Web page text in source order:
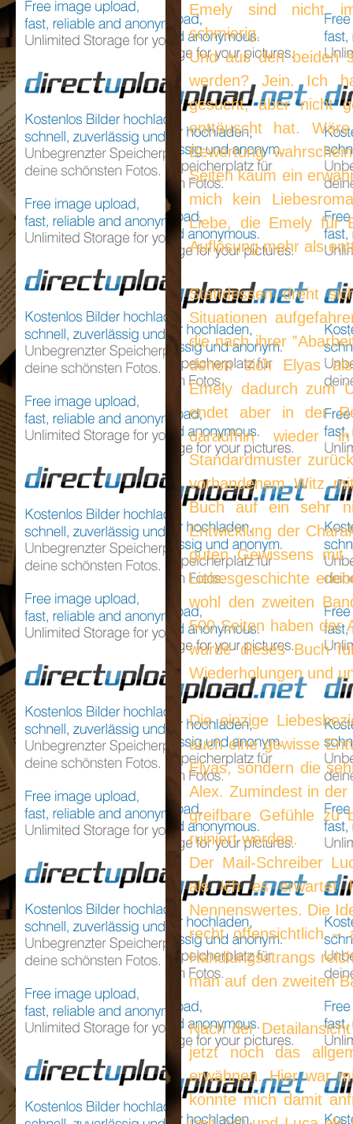
Emely sind nicht
schmierig.
Und aus den beiden
werden? Jein. Ich
gesucht, aber nicht
enttäuscht hat.
Bewertung
Seiten kaum ein
mich kein
Liebe, die Emely für
Auflösung mehr als
Stattdessen dreht
Situationen
die nach ihrer
denen sich Elyas
Emely dadurch zum
endet aber in der
daraufhin wieder in
Standardmuster
vorhandenem Witz
Buch auf ein sehr
Entwicklung der
guten Gewissens mit
Liebesgeschichte
wohl den zweiten
500 Seiten haben der
wurde dieses Buch
Wiederholungen und
Die einzige
auch eine gewisse
Elyas, sondern die
Alex. Zumindest in
greifbare Gefühle zu
ruiniert werden.
Der Mail-Schreiber
als ich es erwartet
Nennenswertes. Die
recht offensichtlich –
Handlungsstrangs
man auf den zweiten
Nach der
jetzt noch das
erwähnen. Hier war
konnte mich damit